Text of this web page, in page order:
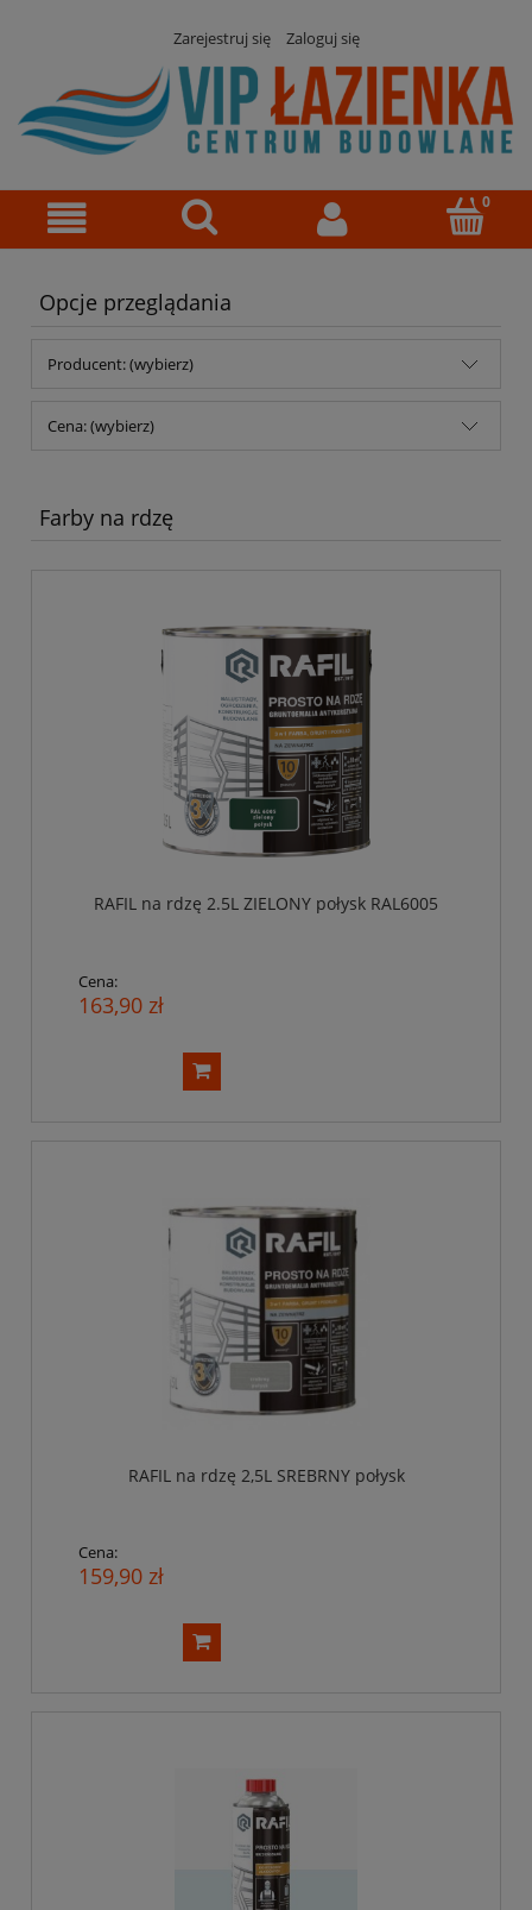
Zarejestruj się Zaloguj się
Opcje przeglądania
Producent: (wybierz)
Cena: (wybierz)
Farby na rdzę
RAFIL na rdzę 2.5L ZIELONY połysk RAL6005
Cena:
163,90 zł
RAFIL na rdzę 2,5L SREBRNY połysk
Cena:
159,90 zł